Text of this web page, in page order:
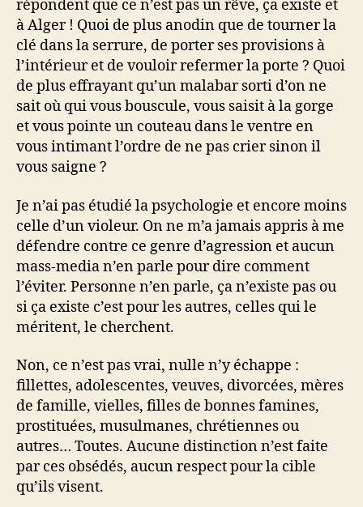
répondent que ce n’est pas un rêve, ça existe et
à Alger ! Quoi de plus anodin que de tourner la
clé dans la serrure, de porter ses provisions à
l’intérieur et de vouloir refermer la porte ? Quoi
de plus effrayant qu’un malabar sorti d’on ne
sait où qui vous bouscule, vous saisit à la gorge
et vous pointe un couteau dans le ventre en
vous intimant l’ordre de ne pas crier sinon il
vous saigne ?
Je n’ai pas étudié la psychologie et encore moins
celle d’un violeur. On ne m’a jamais appris à me
défendre contre ce genre d’agression et aucun
mass-media n’en parle pour dire comment
l’éviter. Personne n’en parle, ça n’existe pas ou
si ça existe c’est pour les autres, celles qui le
méritent, le cherchent.
Non, ce n’est pas vrai, nulle n’y échappe :
fillettes, adolescentes, veuves, divorcées, mères
de famille, vielles, filles de bonnes famines,
prostituées, musulmanes, chrétiennes ou
autres… Toutes. Aucune distinction n’est faite
par ces obsédés, aucun respect pour la cible
qu’ils visent.